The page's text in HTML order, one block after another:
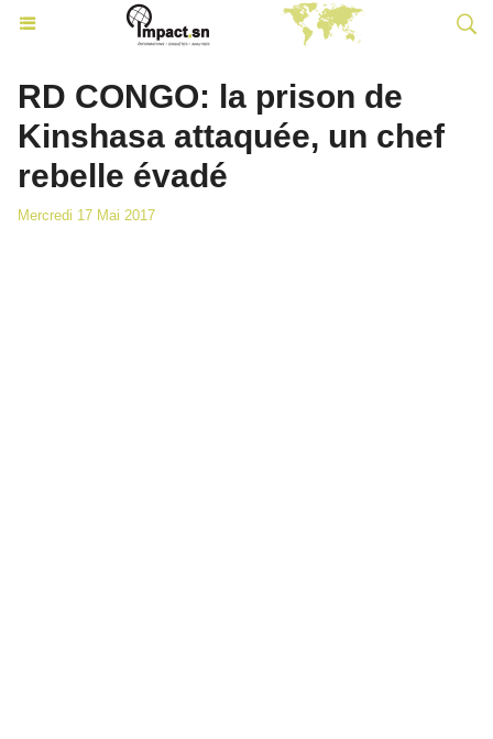
RD CONGO: la prison de
Kinshasa attaquée, un chef
rebelle évadé
Mercredi 17 Mai 2017